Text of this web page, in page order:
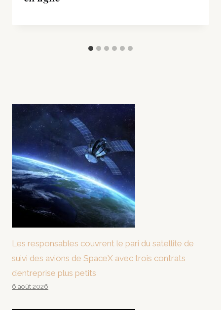
Les responsables couvrent le pari du satellite de
suivi des avions de SpaceX avec trois contrats
d’entreprise plus petits
6 août 2026